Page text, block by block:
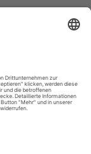
um Sicherheit beim
und
durch Herrn